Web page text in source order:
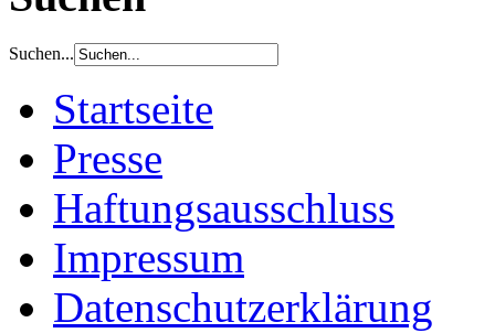
Suchen...
Startseite
Presse
Haftungsausschluss
Impressum
Datenschutzerklärung